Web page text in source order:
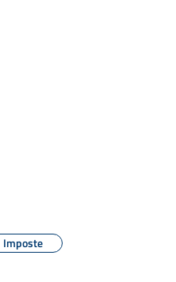
Imposte